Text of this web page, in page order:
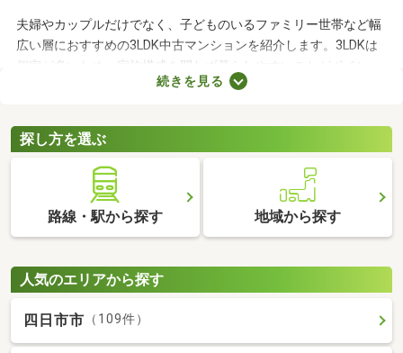
夫婦やカップルだけでなく、子どものいるファミリー世帯など幅
広い層におすすめの3LDK中古マンションを紹介します。3LDKは
個室が多いため、家族構成を問わず暮らしやすいことがポイン
ト。寝室・収納部屋・書斎など、家族の希望にあわせて使い方を
実した暮らしを実現できるでしょう。
続きを見る
探し方を選ぶ
路線・駅から探す 地域から探す
人気のエリアから探す
四日市市 （109件）